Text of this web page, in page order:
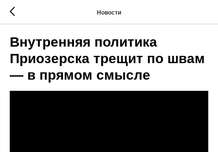
Новости
Внутренняя политика
Приозерска трещит по швам
— в прямом смысле